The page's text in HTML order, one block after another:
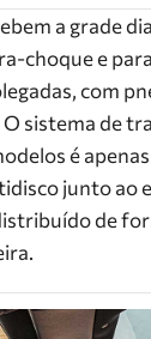
a grade
choque e
com
sistema de
é
junto ao
de